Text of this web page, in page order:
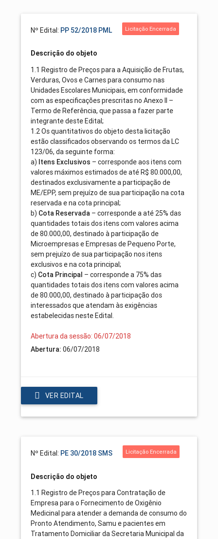
Nº Edital: PP 52/2018 PML Licitação Encerrada
Descrição do objeto
1.1 Registro de Preços para a Aquisição de Frutas,
Verduras, Ovos e Carnes para consumo nas
Unidades Escolares Municipais, em conformidade
com as especificações prescritas no Anexo II –
Termo de Referência, que passa a fazer parte
integrante deste Edital;
1.2 Os quantitativos do objeto desta licitação
estão classificados observando os termos da LC
123/06, da seguinte forma:
a) Itens Exclusivos – corresponde aos itens com
valores máximos estimados de até R$ 80.000,00,
destinados exclusivamente a participação de
ME/EPP, sem prejuízo de sua participação na cota
reservada e na cota principal;
b) Cota Reservada – corresponde a até 25% das
quantidades totais dos itens com valores acima
de 80.000,00, destinado à participação de
Microempresas e Empresas de Pequeno Porte,
sem prejuízo de sua participação nos itens
exclusivos e na cota principal;
c) Cota Principal – corresponde a 75% das
quantidades totais dos itens com valores acima
de 80.000,00, destinado à participação dos
interessados que atendam às exigências
estabelecidas neste Edital.
Abertura da sessão: 06/07/2018
Abertura: 06/07/2018
VER EDITAL
Nº Edital: PE 30/2018 SMS Licitação Encerrada
Descrição do objeto
1.1 Registro de Preços para Contratação de
Empresa para o Fornecimento de Oxigênio
Medicinal para atender a demanda de consumo do
Pronto Atendimento, Samu e pacientes em
Tratamento Domiciliar da Secretaria Municipal da